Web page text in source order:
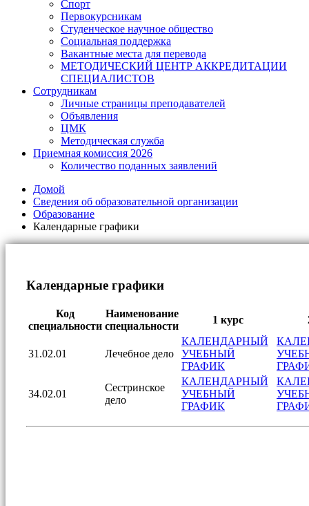
Спорт
Первокурсникам
Студенческое научное общество
Социальная поддержка
Вакантные места для перевода
МЕТОДИЧЕСКИЙ ЦЕНТР АККРЕДИТАЦИИ
СПЕЦИАЛИСТОВ
Сотрудникам
Личные страницы преподавателей
Объявления
ЦМК
Методическая служба
Приемная комиссия 2026
Количество поданных заявлений
Домой
Сведения об образовательной организации
Образование
Календарные графики
Календарные графики
Код
специальности
Наименование
специальности
1 курс
31.02.01 Лечебное дело
КАЛЕНДАРНЫЙ
УЧЕБНЫЙ
ГРАФИК
34.02.01
Сестринское
дело
КАЛЕНДАРНЫЙ
УЧЕБНЫЙ
ГРАФИК